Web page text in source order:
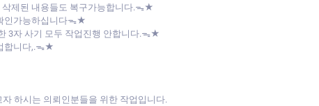
삭제된 내용들도 복구가능합니다.ᯓ★
인가능하십니다ᯓ★
3자 사기 모두 작업진행 안합니다.ᯓ★
합니다,.ᯓ★
하시는 의뢰인분들을 위한 작업입니다.